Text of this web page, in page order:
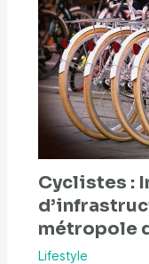
Cyclistes :
métropole
Lifestyle